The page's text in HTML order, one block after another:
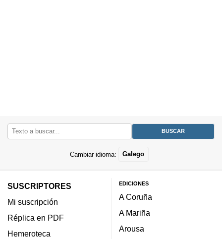
Cambiar idioma: Galego
SUSCRIPTORES
Mi suscripción
Réplica en PDF
Hemeroteca
EDICIONES
A Coruña
A Mariña
Arousa